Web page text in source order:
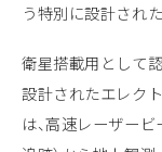
う特別に設計され
衛星搭載用として
設計されたエレク
は、高速レーザー